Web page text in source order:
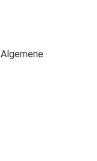
Algemene